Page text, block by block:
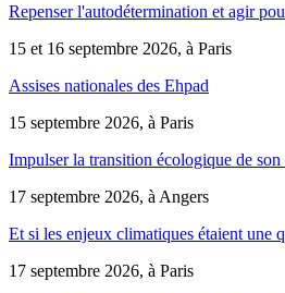
Repenser l'autodétermination et agir
15 et 16 septembre 2026, à Paris
Assises nationales des Ehpad
15 septembre 2026, à Paris
Impulser la transition écologique de son
17 septembre 2026, à Angers
Et si les enjeux climatiques étaient une
17 septembre 2026, à Paris